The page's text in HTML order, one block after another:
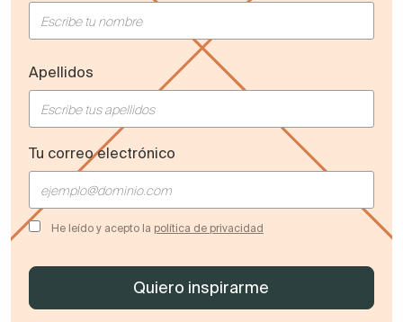
Apellidos
Tu correo electrónico
He leído y acepto la política de privacidad